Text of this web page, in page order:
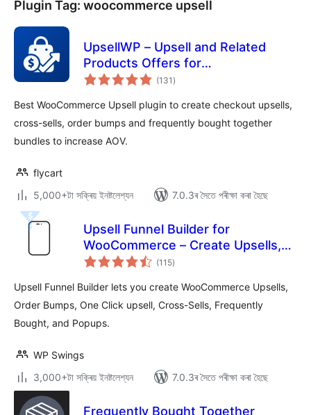
Plugin Tag: woocommerce upsell
UpsellWP – Upsell and Related
Products Offers for
WooCommerce
(131 টা
মুঠ)
Best WooCommerce Upsell plugin to create checkout upsells,
cross-sells, order bumps and frequently bought together
bundles to increase AOV.
flycart
5,000+টা সক্ৰিয় ইনষ্টলেশ্যন
7.0.3ৰ সৈতে পৰীক্ষা কৰা হৈছে
Upsell Funnel Builder for
WooCommerce – Create Upsells,
Cross-Sells, Order Bumps,
(115টা
মুঠ)
Upsell Funnel Builder lets you create WooCommerce Upsells,
Order Bumps, One Click upsell, Cross-Sells, Frequently
Bought, and Popups.
WP Swings
3,000+টা সক্ৰিয় ইনষ্টলেশ্যন
7.0.3ৰ সৈতে পৰীক্ষা কৰা হৈছে
Frequently Bought Together